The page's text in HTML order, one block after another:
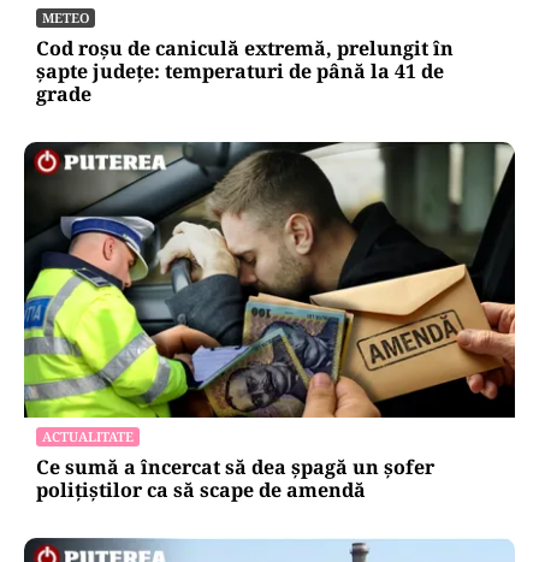
METEO
Cod roșu de caniculă extremă, prelungit în
șapte județe: temperaturi de până la 41 de
grade
ACTUALITATE
Ce sumă a încercat să dea șpagă un șofer
polițiștilor ca să scape de amendă